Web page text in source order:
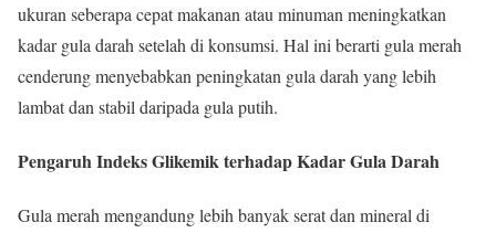
ukuran seberapa cepat makanan atau minuman meningkatkan
kadar gula darah setelah di konsumsi. Hal ini berarti gula merah
cenderung menyebabkan peningkatan gula darah yang lebih
lambat dan stabil daripada gula putih.
Pengaruh Indeks Glikemik terhadap Kadar Gula Darah
Gula merah mengandung lebih banyak serat dan mineral di